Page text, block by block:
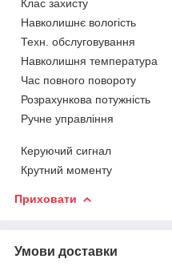
Клас захисту
Навколишнє вологість
Техн. обслуговування
Навколишня температура
Час повного повороту
Розрахункова потужність
Ручне управління
Керуючий сигнал
Крутний моменту
Приховати
Умови доставки